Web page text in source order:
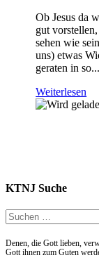
Ob Jesus da
gut
sehen wie
uns) etwas
geraten in so...
Weiterlesen
KTNJ Suche
Suchen
nach:
Denen, die Gott lieben,
Gott ihnen zum Guten